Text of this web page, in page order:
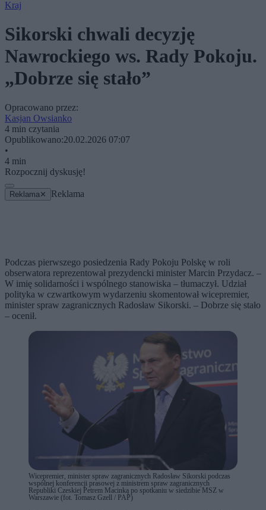
Kraj
Sikorski chwali decyzję
Nawrockiego ws. Rady Pokoju.
„Dobrze się stało”
Opracowano przez:
Kasjan Owsianko
4 min czytania
Opublikowano:20.02.2026 07:07
•
4 min
Rozpocznij dyskusję!
Reklama ✕ Reklama
Podczas pierwszego posiedzenia Rady Pokoju Polskę w roli
obserwatora reprezentował prezydencki minister Marcin Przydacz. –
W imię solidarności i wspólnego stanowiska – tłumaczył. Udział
polityka w czwartkowym wydarzeniu skomentował wicepremier,
minister spraw zagranicznych Radosław Sikorski. – Dobrze się stało
– ocenił.
Wicepremier, minister spraw zagranicznych Radosław Sikorski podczas
wspólnej konferencji prasowej z ministrem spraw zagranicznych
Republiki Czeskiej Petrem Macinką po spotkaniu w siedzibie MSZ w
Warszawie (fot. Tomasz Gzell / PAP)